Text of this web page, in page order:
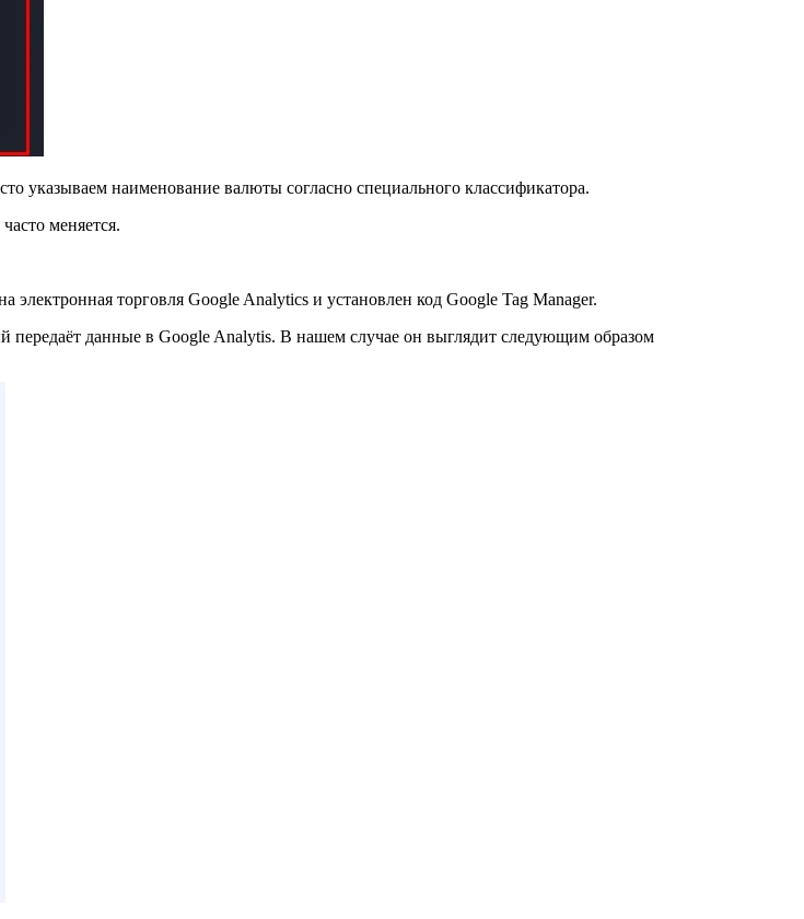
указываем наименование валюты согласно специального классификатора.
меняется.
электронная торговля Google Analytiсs и установлен код Google Tag Manager.
передаёт данные в Google Analytis. В нашем случае он выглядит следующим образом